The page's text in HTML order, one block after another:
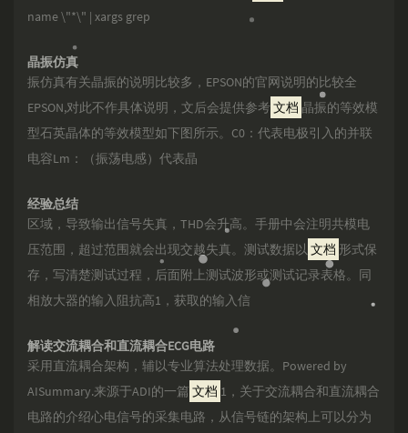
name \"*\" | xargs grep
晶振仿真
振仿真有关晶振的说明比较多，EPSON的官网说明的比较全
EPSON,对此不作具体说明，文后会提供参考文档 晶振的等效模
型石英晶体的等效模型如下图所示。C0：代表电极引入的并联
电容Lm：（振荡电感）代表晶
经验总结
区域，导致输出信号失真，THD会升高。手册中会注明共模电
压范围，超过范围就会出现交越失真。测试数据以 文档 形式保
存，写清楚测试过程，后面附上测试波形或测试记录表格。同
相放大器的输入阻抗高1，获取的输入信
解读交流耦合和直流耦合ECG电路
采用直流耦合架构，辅以专业算法处理数据。Powered by
AISummary.来源于ADI的一篇 文档 1，关于交流耦合和直流耦合
电路的介绍心电信号的采集电路，从信号链的架构上可以分为